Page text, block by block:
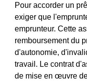
Pour accorder un
exiger que
emprunteur. Cette
remboursement du
d'autonomie,
travail. Le contrat
de mise en œuvre